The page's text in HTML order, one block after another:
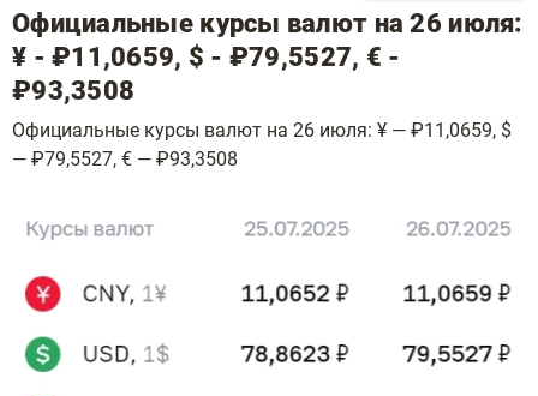
Официальные курсы валют на 26 июля:
¥ - ₽11,0659, $ - ₽79,5527, € -
₽93,3508
Официальные курсы валют на 26 июля: ¥ — ₽11,0659, $
— ₽79,5527, € — ₽93,3508